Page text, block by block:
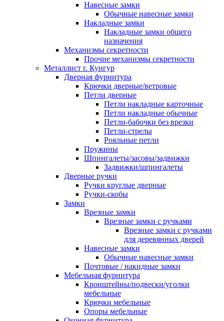
Навесные замки
Обычные навесные замки
Накладные замки
Накладные замки общего
назначения
Механизмы секретности
Прочие механизмы секретности
Металлист г. Кунгур
Дверная фурнитура
Крючки дверные/ветровые
Петли дверные
Петли накладные карточные
Петли накладные обычные
Петли-бабочки без врезки
Петли-стрелы
Рояльные петли
Пружины
Шпингалеты/засовы/задвижки
Задвижки/шпингалеты
Дверные ручки
Ручки круглые дверные
Ручки-скобы
Замки
Врезные замки
Врезные замки с ручками
Врезные замки с ручками
для деревянных дверей
Навесные замки
Обычные навесные замки
Почтовые / накидные замки
Мебельная фурнитура
Кронштейны/подвески/уголки
мебельные
Крючки мебельные
Опоры мебельные